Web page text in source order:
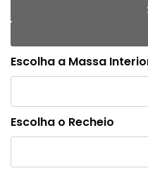
Escolha a Massa
Escolha o Recheio